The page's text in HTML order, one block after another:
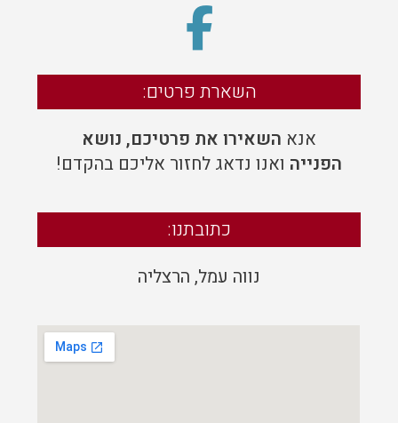
השארת פרטים:
אנא השאירו את פרטיכם, נושא
הפנייה ואנו נדאג לחזור אליכם בהקדם!
כתובתנו:
נווה עמל, הרצליה